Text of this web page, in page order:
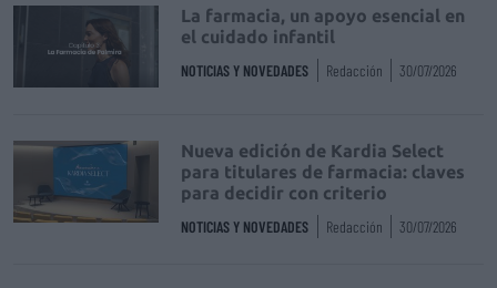
La farmacia, un apoyo esencial en
el cuidado infantil
NOTICIAS Y NOVEDADES Redacción 30/07/2026
Nueva edición de Kardia Select
para titulares de farmacia: claves
para decidir con criterio
NOTICIAS Y NOVEDADES Redacción 30/07/2026